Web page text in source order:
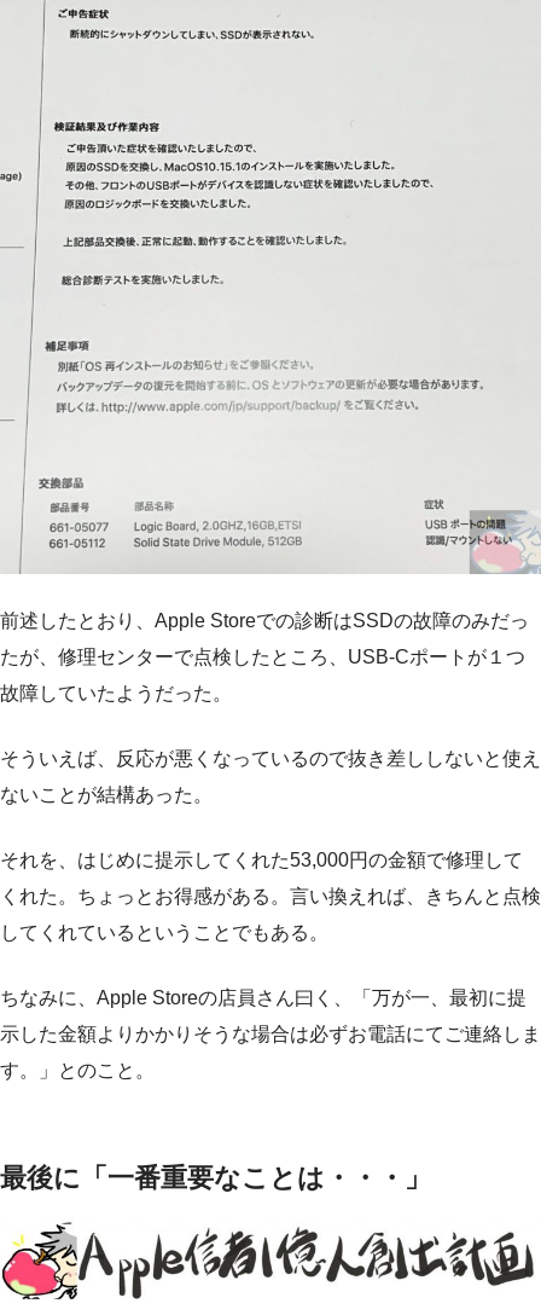
前述したとおり、Apple Storeでの診断はSSDの故障のみだっ
たが、修理センターで点検したところ、USB-Cポートが１つ
故障していたようだった。
そういえば、反応が悪くなっているので抜き差ししないと使え
ないことが結構あった。
それを、はじめに提示してくれた53,000円の金額で修理して
くれた。ちょっとお得感がある。言い換えれば、きちんと点検
してくれているということでもある。
ちなみに、Apple Storeの店員さん曰く、「万が一、最初に提
示した金額よりかかりそうな場合は必ずお電話にてご連絡しま
す。」とのこと。
最後に「一番重要なことは・・・」